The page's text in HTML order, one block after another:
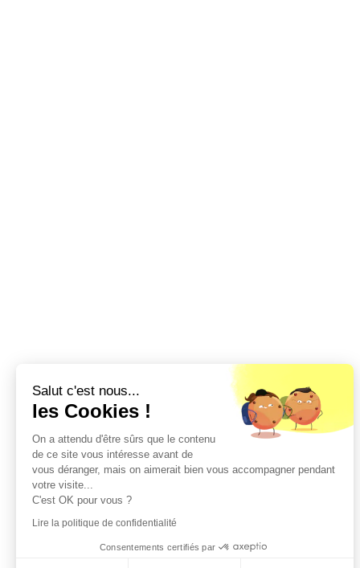
Salut c'est nous...
les Cookies !
On a attendu d'être sûrs que le contenu
de ce site vous intéresse avant de
vous déranger, mais on aimerait bien vous accompagner pendant
votre visite...
C'est OK pour vous ?
Lire la politique de confidentialité
Consentements certifiés par